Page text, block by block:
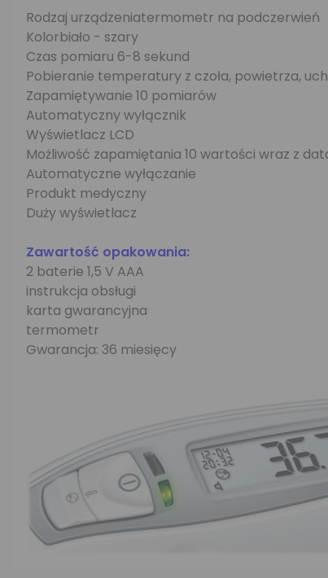
Rodzaj urządzeniatermometr na podczerwień
Kolorbiało - szary
Czas pomiaru 6-8 sekund
Pobieranie temperatury z czoła, powietrza,
Zapamiętywanie 10 pomiarów
Automatyczny wyłącznik
Wyświetlacz LCD
Możliwość zapamiętania 10 wartości wraz z
Automatyczne wyłączanie
Produkt medyczny
Duży wyświetlacz
Zawartość opakowania:
2 baterie 1,5 V AAA
instrukcja obsługi
karta gwarancyjna
termometr
Gwarancja: 36 miesięcy